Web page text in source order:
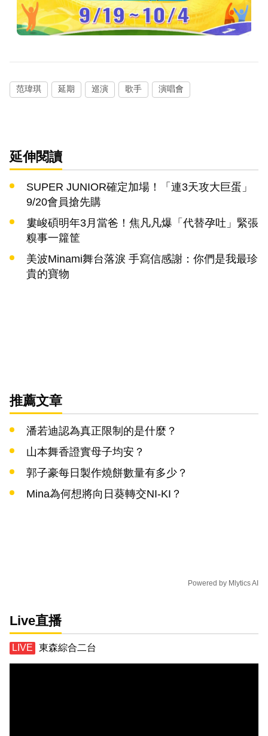
范瑋琪 延期 巡演 歌手 演唱會
延伸閱讀
SUPER JUNIOR確定加場！「連3天攻大巨蛋」
9/20會員搶先購
婁峻碩明年3月當爸！焦凡凡爆「代替孕吐」緊張
糗事一籮筐
美波Minami舞台落淚 手寫信感謝：你們是我最珍
貴的寶物
推薦文章
潘若迪認為真正限制的是什麼？
山本舞香證實母子均安？
郭子豪每日製作燒餅數量有多少？
Mina為何想將向日葵轉交NI-KI？
Powered by Mlytics AI
Live直播
東森綜合二台